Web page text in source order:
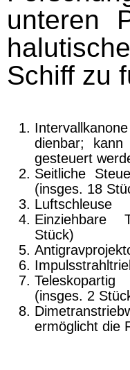
unteren
Schiff zu
dienbar;
gesteuert
Seitliche
(insges. 18
Luftschleuse
Einziehbare
Stück)
(insges. 2
ermöglicht die